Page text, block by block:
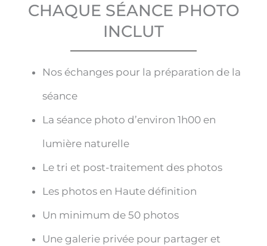
CHAQUE SÉANCE PHOTO
INCLUT
Nos échanges pour la préparation de la
séance
La séance photo d’environ 1h00 en
lumière naturelle
Le tri et post-traitement des photos
Les photos en Haute définition
Un minimum de 50 photos
Une galerie privée pour partager et